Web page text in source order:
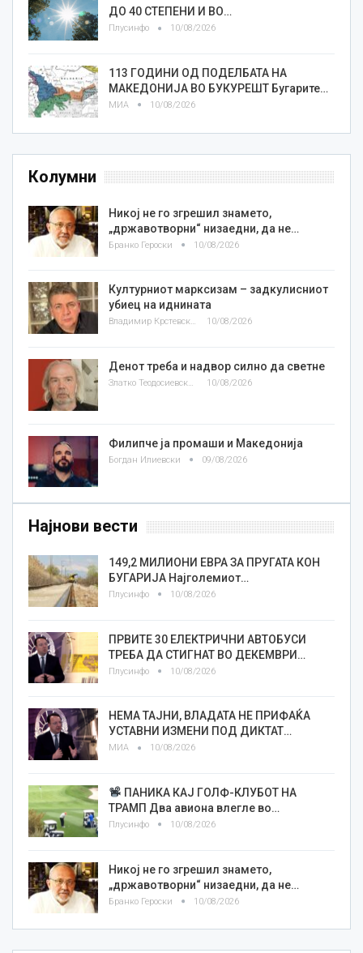
ДО 40 СТЕПЕНИ И ВО…
Плусинфо 10/08/2026
113 ГОДИНИ ОД ПОДЕЛБАТА НА
МАКЕДОНИЈА ВО БУКУРЕШТ Бугарите…
МИА 10/08/2026
Колумни
Никој не го згрешил знамето,
„државотворни“ низаедни, да не…
Бранко Героски 10/08/2026
Културниот марксизам – задкулисниот
убиец на иднината
Владимир Крстевски 10/08/2026
Денот треба и надвор силно да светне
Златко Теодосиевски 10/08/2026
Филипче ја промаши и Македонија
Богдан Илиевски 09/08/2026
Најнови вести
149,2 МИЛИОНИ ЕВРА ЗА ПРУГАТА КОН
БУГАРИЈА Најголемиот…
Плусинфо 10/08/2026
ПРВИТЕ 30 ЕЛЕКТРИЧНИ АВТОБУСИ
ТРЕБА ДА СТИГНАТ ВО ДЕКЕМВРИ…
Плусинфо 10/08/2026
НЕМА ТАЈНИ, ВЛАДАТА НЕ ПРИФАЌА
УСТАВНИ ИЗМЕНИ ПОД ДИКТАТ…
МИА 10/08/2026
ПАНИКА КАЈ ГОЛФ-КЛУБОТ НА
ТРАМП Два авиона влегле во…
Плусинфо 10/08/2026
Никој не го згрешил знамето,
„државотворни“ низаедни, да не…
Бранко Героски 10/08/2026